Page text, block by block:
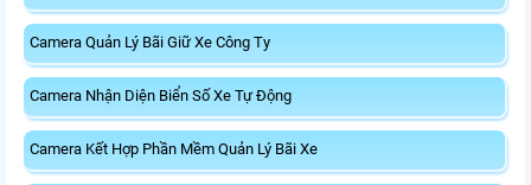
Camera Quản Lý Bãi Giữ Xe Công Ty
Camera Nhận Diện Biển Số Xe Tự Động
Camera Kết Hợp Phần Mềm Quản Lý Bãi Xe